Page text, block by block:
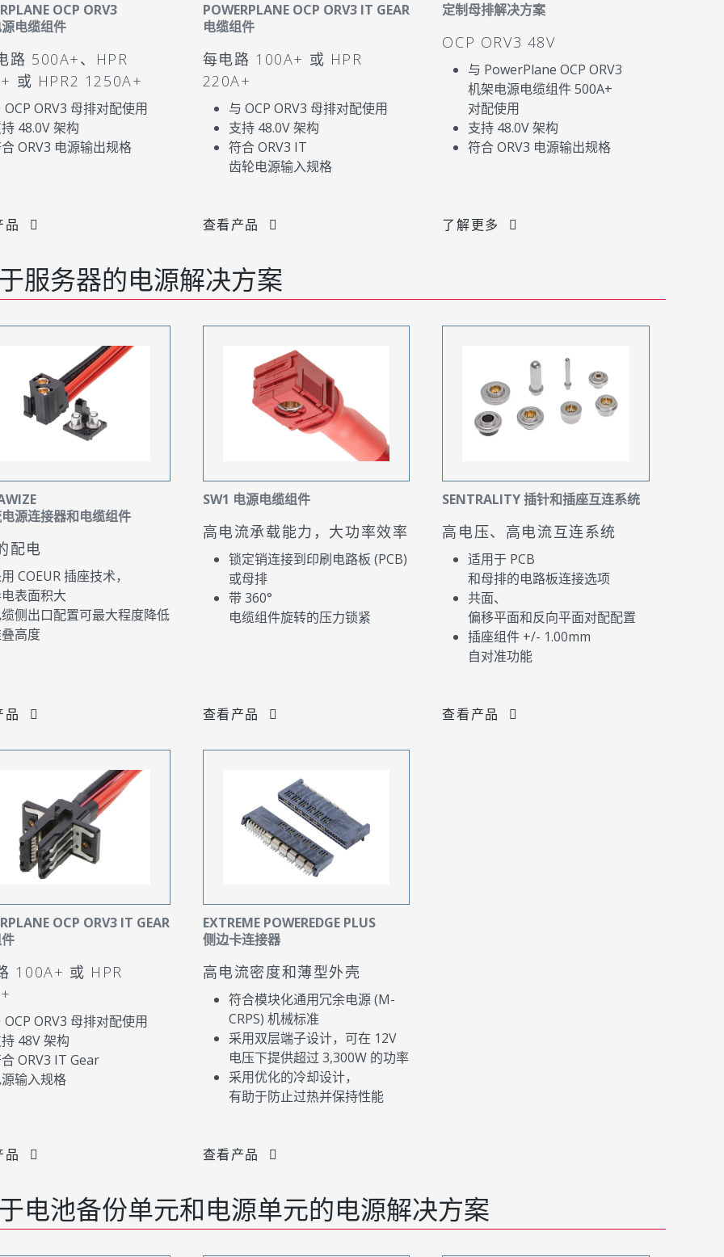
OCP ORV3
电缆组件
路 500A+、HPR
或 HPR2 1250A+
OCP ORV3 母排对配使用
48.0V 架构
ORV3 电源输出规格
品
POWERPLANE OCP ORV3 IT GEAR
电缆组件
每电路 100A+ 或 HPR
220A+
与 OCP ORV3 母排对配使用
支持 48.0V 架构
符合 ORV3 IT
齿轮电源输入规格
查看产品
定制母排解决方案
OCP ORV3 48V
与 PowerPlane OCP ORV3
机架电源电缆组件 500A+
对配使用
支持 48.0V 架构
符合 ORV3 电源输出规格
了解更多
服务器的电源解决方案
源连接器和电缆组件
配电
COEUR 插座技术，
表面积大
侧出口配置可最大程度降低
高度
品
SW1 电源电缆组件
高电流承载能力，大功率效率
锁定销连接到印刷电路板 (PCB)
或母排
带 360°
电缆组件旋转的压力锁紧
查看产品
SENTRALITY 插针和插座互连系统
高电压、高电流互连系统
适用于 PCB
和母排的电路板连接选项
共面、
偏移平面和反向平面对配配置
插座组件 +/- 1.00mm
自对准功能
查看产品
OCP ORV3 IT GEAR
100A+ 或 HPR
OCP ORV3 母排对配使用
48V 架构
ORV3 IT Gear
输入规格
品
EXTREME POWEREDGE PLUS
侧边卡连接器
高电流密度和薄型外壳
符合模块化通用冗余电源 (M-
CRPS) 机械标准
采用双层端子设计，可在 12V
电压下提供超过 3,300W 的功率
采用优化的冷却设计，
有助于防止过热并保持性能
查看产品
电池备份单元和电源单元的电源解决方案